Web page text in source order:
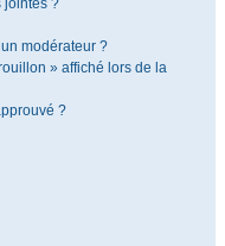
jointes ?
modérateur ?
» affiché lors de la
?